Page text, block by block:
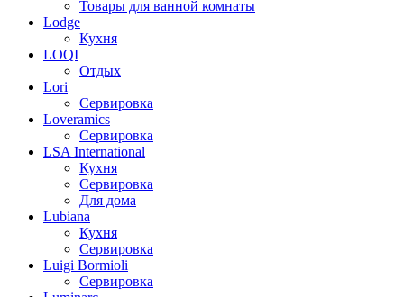
Товары для ванной комнаты
Lodge
Кухня
LOQI
Отдых
Lori
Сервировка
Loveramics
Сервировка
LSA International
Кухня
Сервировка
Для дома
Lubiana
Кухня
Сервировка
Luigi Bormioli
Сервировка